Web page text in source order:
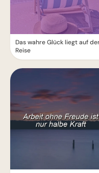
Das wahre Glück liegt auf
Reise